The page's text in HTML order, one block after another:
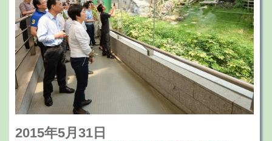
2015年5月31日